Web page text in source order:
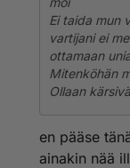
Ei taida mun
vartijani ei
ottamaan
Mitenköhän
Ollaan
en pääse
ainakin nää